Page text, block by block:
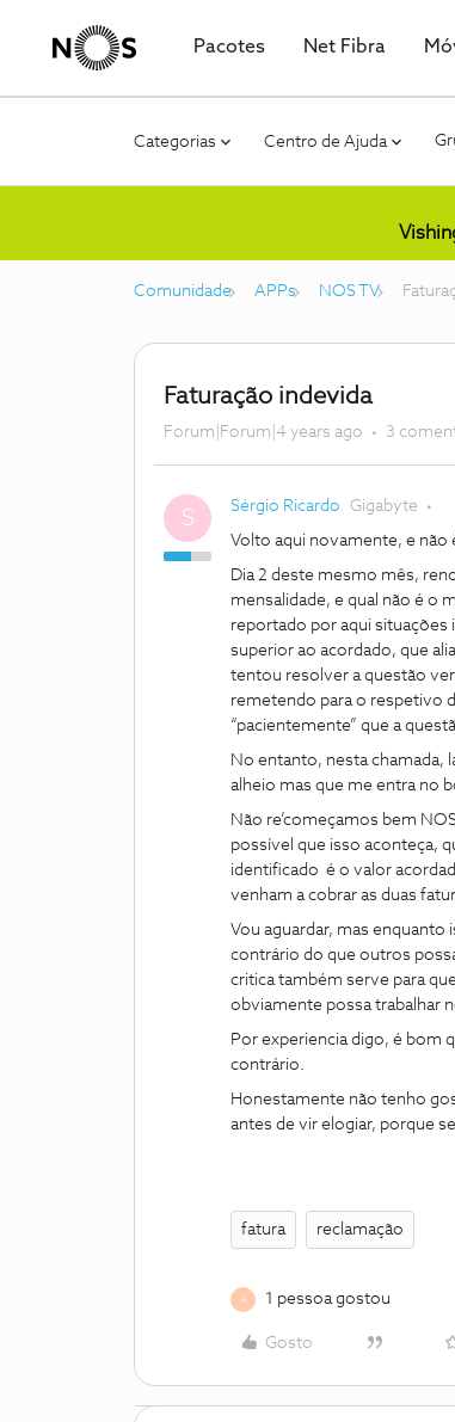
Pacotes Net Fibra
Categorias Centro de Ajuda
Comunidade APPs NOS TV
Faturação indevida
Forum|Forum|4 years ago 3
S Sérgio Ricardo Gigabyte
Volto aqui novamente, e não
Dia 2 deste mesmo mês,
mensalidade, e qual não é o
reportado por aqui situações
superior ao acordado, que
tentou resolver a questão
remetendo para o respetivo
“pacientemente” que a
No entanto, nesta chamada,
alheio mas que me entra no
Não re’começamos bem
possível que isso aconteça,
identificado é o valor
venham a cobrar as duas
Vou aguardar, mas enquanto
contrário do que outros
critica também serve para
obviamente possa trabalhar
Por experiencia digo, é bom
contrário.
Honestamente não tenho
antes de vir elogiar, porque
fatura reclamação
A 1 pessoa gostou
Gosto